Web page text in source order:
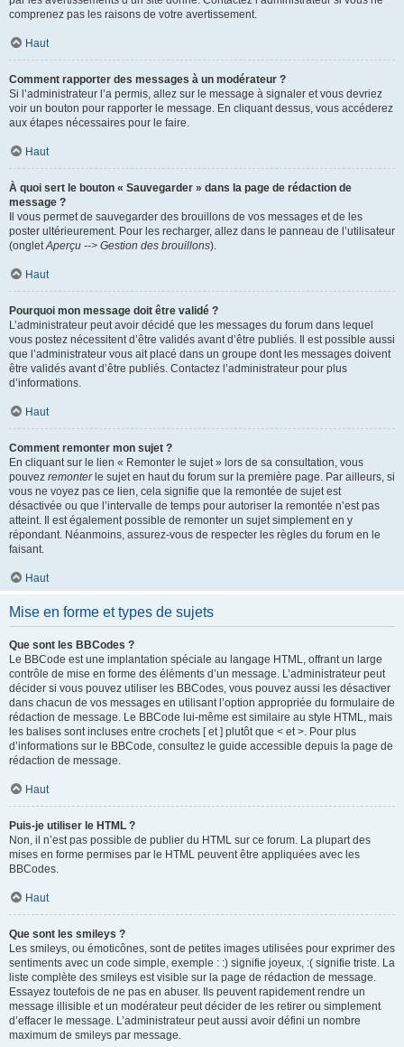
comprenez pas les raisons de votre avertissement.
Haut
Comment rapporter des messages à un modérateur ?
Si l’administrateur l’a permis, allez sur le message à signaler et vous devriez
voir un bouton pour rapporter le message. En cliquant dessus, vous accéderez
aux étapes nécessaires pour le faire.
Haut
À quoi sert le bouton « Sauvegarder » dans la page de rédaction de
message ?
Il vous permet de sauvegarder des brouillons de vos messages et de les
poster ultérieurement. Pour les recharger, allez dans le panneau de l’utilisateur
(ongletAperçu --> Gestion des brouillons).
Haut
Pourquoi mon message doit être validé ?
L’administrateur peut avoir décidé que les messages du forum dans lequel
vous postez nécessitent d’être validés avant d’être publiés. Il est possible aussi
que l’administrateur vous ait placé dans un groupe dont les messages doivent
être validés avant d’être publiés. Contactez l’administrateur pour plus
d’informations.
Haut
Comment remonter mon sujet ?
En cliquant sur le lien « Remonter le sujet » lors de sa consultation, vous
pouvez remonterle sujet en haut du forum sur la première page. Par ailleurs, si
vous ne voyez pas ce lien, cela signifie que la remontée de sujet est
désactivée ou que l’intervalle de temps pour autoriser la remontée n’est pas
atteint. Il est également possible de remonter un sujet simplement en y
répondant. Néanmoins, assurez-vous de respecter les règles du forum en le
faisant.
Haut
Mise en forme et types de sujets
Que sont les BBCodes ?
Le BBCode est une implantation spéciale au langage HTML, offrant un large
contrôle de mise en forme des éléments d’un message. L’administrateur peut
décider si vous pouvez utiliser les BBCodes, vous pouvez aussi les désactiver
dans chacun de vos messages en utilisant l’option appropriée du formulaire de
rédaction de message. Le BBCode lui-même est similaire au style HTML, mais
les balises sont incluses entre crochets [ et ] plutôt que < et >. Pour plus
d’informations sur le BBCode, consultez le guide accessible depuis la page de
rédaction de message.
Haut
Puis-je utiliser le HTML ?
Non, il n’est pas possible de publier du HTML sur ce forum. La plupart des
mises en forme permises par le HTML peuvent être appliquées avec les
BBCodes.
Haut
Que sont les smileys ?
Les smileys, ou émoticônes, sont de petites images utilisées pour exprimer des
sentiments avec un code simple, exemple : :) signifie joyeux, :( signifie triste. La
liste complète des smileys est visible sur la page de rédaction de message.
Essayez toutefois de ne pas en abuser. Ils peuvent rapidement rendre un
message illisible et un modérateur peut décider de les retirer ou simplement
d’effacer le message. L’administrateur peut aussi avoir défini un nombre
maximum de smileys par message.